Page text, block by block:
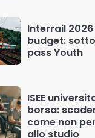
Interrail
budget:
pass Youth
ISEE
borsa:
come non
allo studio